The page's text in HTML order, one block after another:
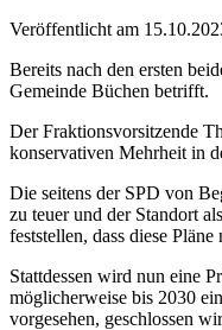
Veröffentlicht am
Bereits nach den ersten
Gemeinde Büchen betrifft.
Der Fraktionsvorsitzende
konservativen Mehrheit in
Die seitens der SPD von
zu teuer und der Standort
feststellen, dass diese
Stattdessen wird nun eine
möglicherweise bis 2030
vorgesehen, geschlossen